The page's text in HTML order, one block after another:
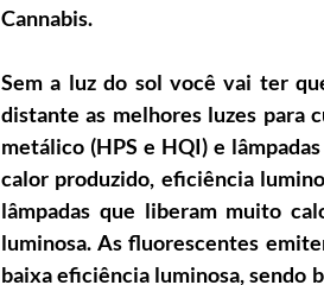
Cannabis.
Sem a luz do sol você vai ter
distante as melhores luzes para
metálico (HPS e HQI) e
calor produzido, eficiência
lâmpadas que liberam muito
luminosa. As fluorescentes
baixa eficiência luminosa, sendo